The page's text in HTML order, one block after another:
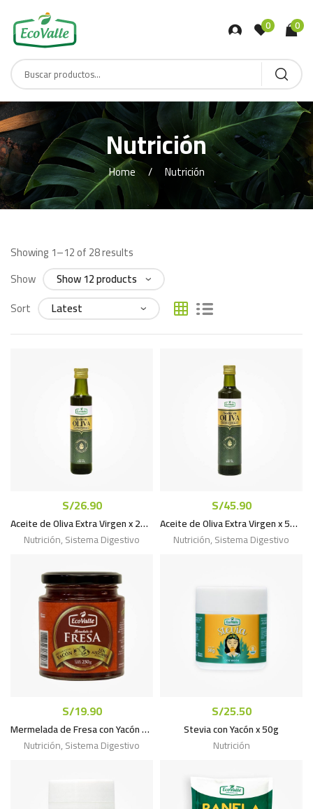
0 0
Nutrición
Home Nutrición
Showing 1–12 of 28 results
Show
Sort
S/26.90
Aceite de Oliva Extra Virgen x 250mL
Nutrición,Sistema Digestivo
S/45.90
Aceite de Oliva Extra Virgen x 500mL
Nutrición,Sistema Digestivo
S/19.90
Mermelada de Fresa con Yacón x 250g
Nutrición,Sistema Digestivo
S/25.50
Stevia con Yacón x 50g
Nutrición